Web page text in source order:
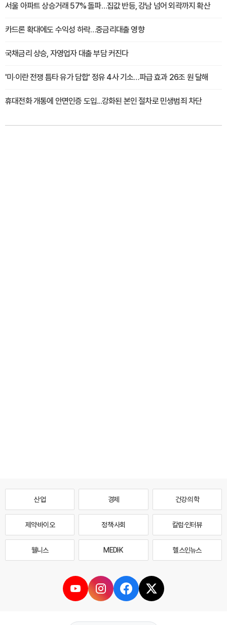
서울 아파트 상승거래 57% 돌파…집값 반등, 강남 넘어 외곽까지 확산
카드론 확대에도 수익성 하락…중금리대출 영향
국채금리 상승, 자영업자 대출 부담 커진다
'미·이란 전쟁 틈타 유가 담합' 정유 4사 기소…파급 효과 26조 원 달해
휴대전화 개통에 안면인증 도입...강화된 본인 절차로 민생범죄 차단
산업 경제 건강·의학
제약·바이오 정책·사회 칼럼·인터뷰
웰니스 MEDI·K 헬스인뉴스